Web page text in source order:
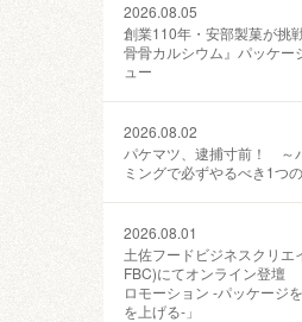
2026.08.05
創業110年・安部製菓が挑
骨骨カルシウム』パッケー
ュー
2026.08.02
パケマツ、逮捕寸前！ ～
ミングで必ずやるべき1つ
2026.08.01
土佐フードビジネスクリエ
FBC)にてオンライン登壇
ロモーション ‐パッケージ
を上げる‐」